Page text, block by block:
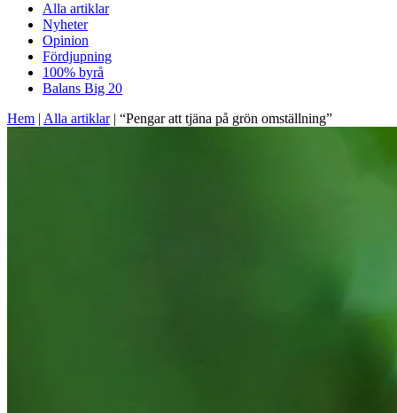
Alla artiklar
Nyheter
Opinion
Fördjupning
100% byrå
Balans Big 20
Hem | Alla artiklar| “Pengar att tjäna på grön omställning”